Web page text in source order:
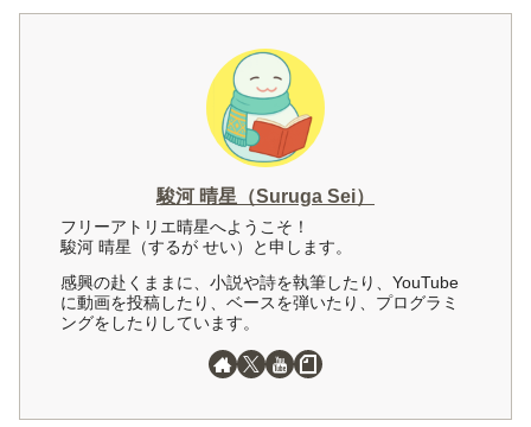
駿河 晴星（Suruga Sei）
フリーアトリエ晴星へようこそ！
駿河 晴星（するが せい）と申します。
感興の赴くままに、小説や詩を執筆したり、YouTube
に動画を投稿したり、ベースを弾いたり、プログラミ
ングをしたりしています。